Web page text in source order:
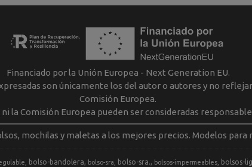
Financiado por la Unión Europea - Next Generation EU.
son únicamente los del autor o autores y no
Comisión Europea.
la Comisión Europea pueden ser consideradas
mochilas y maletas a los mejores precios. Modelos para
bolso-bandolera bolso-sra bolso-sra. bolsos-impermeables bolsos-